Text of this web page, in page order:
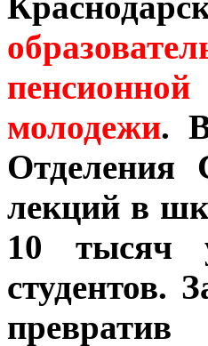
молодежи.
Отделения
лекций в
10 тысяч
студентов.